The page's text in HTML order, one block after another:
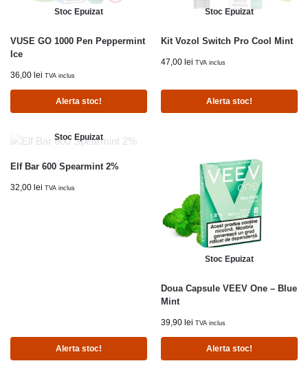
Stoc Epuizat
VUSE GO 1000 Pen Peppermint
Ice
36,00 lei TVA inclus
Alerta stoc!
Stoc Epuizat
Kit Vozol Switch Pro Cool Mint
47,00 lei TVA inclus
Alerta stoc!
Stoc Epuizat
Elf Bar 600 Spearmint 2%
32,00 lei TVA inclus
Alerta stoc!
Stoc Epuizat
Doua Capsule VEEV One – Blue
Mint
39,90 lei TVA inclus
Alerta stoc!